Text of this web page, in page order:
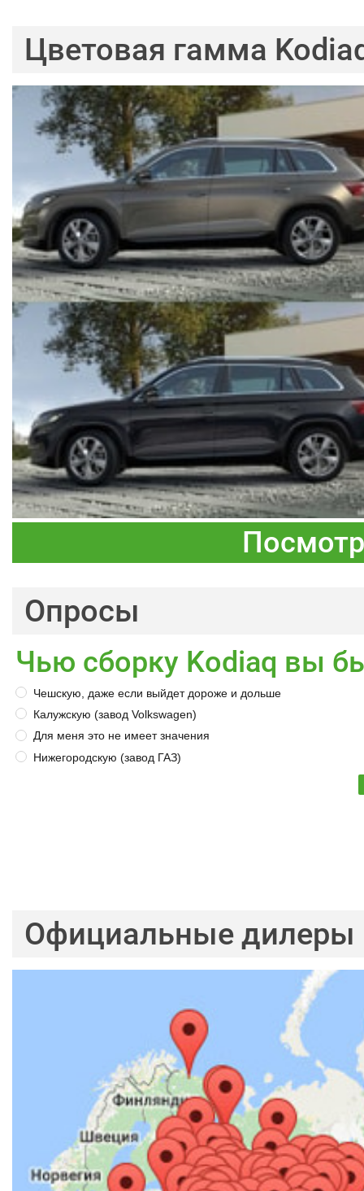
Цветовая гамма
Опросы
Чью сборку Kodiaq вы
Чешскую, даже если выйдет дороже и дольше
Калужскую (завод Volkswagen)
Для меня это не имеет значения
Нижегородскую (завод ГАЗ)
Официальные дилеры